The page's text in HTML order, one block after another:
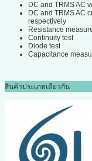
DC and TRMS AC
DC and TRMS AC
respectively
Resistance
Continuity test
Diode test
Capacitance
สินค้าประเภทเดียวกัน